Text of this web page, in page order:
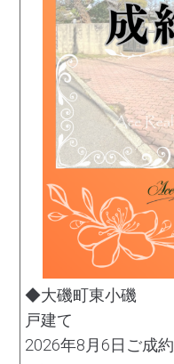
◆大磯町東小磯
戸建て
2026年8月6日ご成約